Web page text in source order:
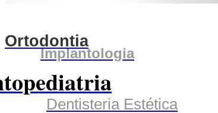
Implantologia
Ortodontia
Dentisteria Estética